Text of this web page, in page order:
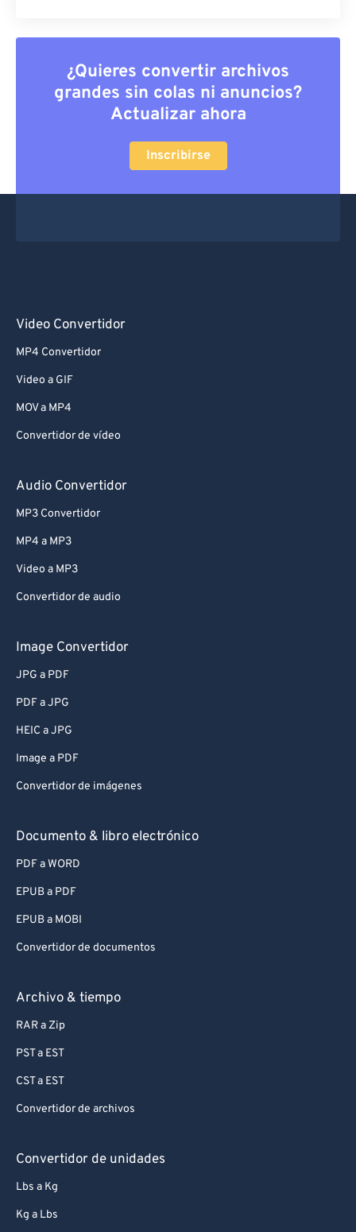
¿Quieres convertir archivos
grandes sin colas ni anuncios?
Actualizar ahora
Inscribirse
Video Convertidor
MP4 Convertidor
Video a GIF
MOV a MP4
Convertidor de vídeo
Audio Convertidor
MP3 Convertidor
MP4 a MP3
Video a MP3
Convertidor de audio
Image Convertidor
JPG a PDF
PDF a JPG
HEIC a JPG
Image a PDF
Convertidor de imágenes
Documento & libro electrónico
PDF a WORD
EPUB a PDF
EPUB a MOBI
Convertidor de documentos
Archivo & tiempo
RAR a Zip
PST a EST
CST a EST
Convertidor de archivos
Convertidor de unidades
Lbs a Kg
Kg a Lbs